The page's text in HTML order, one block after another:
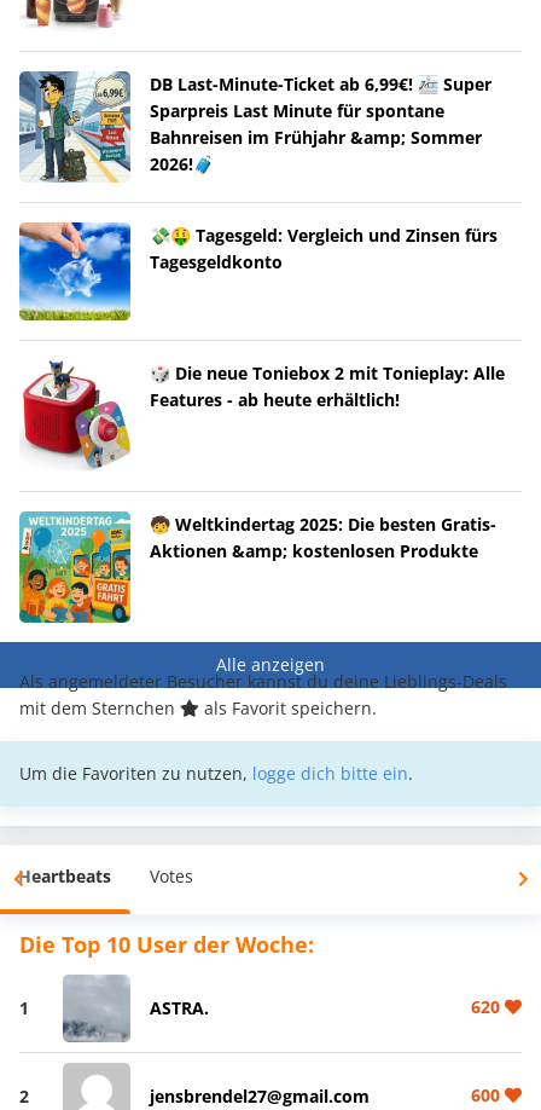
DB Last-Minute-Ticket ab 6,99€! 🚈 Super
Sparpreis Last Minute für spontane
Bahnreisen im Frühjahr &amp; Sommer
2026!🧳
💸🤑 Tagesgeld: Vergleich und Zinsen fürs
Tagesgeldkonto
🎲 Die neue Toniebox 2 mit Tonieplay: Alle
Features - ab heute erhältlich!
🧒 Weltkindertag 2025: Die besten Gratis-
Aktionen &amp; kostenlosen Produkte
Alle anzeigen
Als angemeldeter Besucher kannst du deine Lieblings-Deals
mit dem Sternchen
als Favorit speichern.
Um die Favoriten zu nutzen, logge dich bitte ein.
Heartbeats Votes
Die Top 10 User der Woche:
1 ASTRA. 620
2 jensbrendel27@gmail.com 600